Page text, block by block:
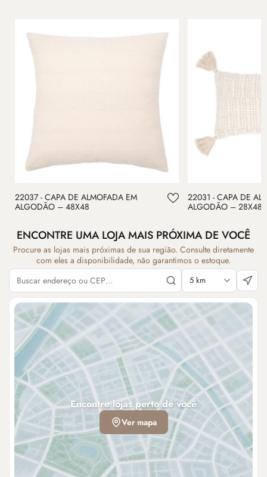
22037 - CAPA DE ALMOFADA EM
ALGODÃO – 48X48
22031 - CAPA DE
ALGODÃO – 28X48
ENCONTRE UMA LOJA MAIS PRÓXIMA DE VOCÊ
Procure as lojas mais próximas de sua região. Consulte diretamente
com eles a disponibilidade, não garantimos o estoque.
Encontre lojas perto de você
Ver mapa